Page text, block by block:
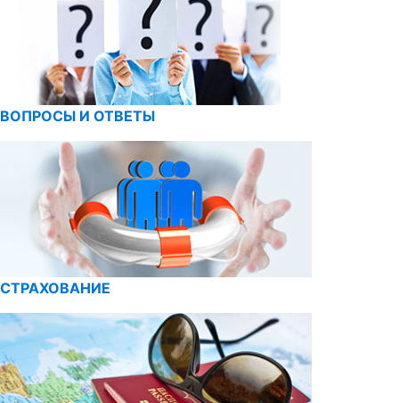
ВОПРОСЫ И ОТВЕТЫ
СТРАХОВАНИЕ